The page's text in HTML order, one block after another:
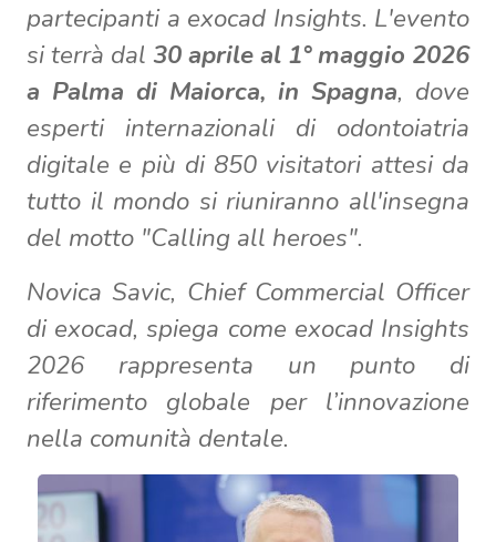
partecipanti a exocad Insights. L'evento
si terrà dal 30 aprile al 1° maggio 2026
a Palma di Maiorca, in Spagna, dove
esperti internazionali di odontoiatria
digitale e più di 850 visitatori attesi da
tutto il mondo si riuniranno all'insegna
del motto "Calling all heroes".
Novica Savic, Chief Commercial Officer
di exocad, spiega come exocad Insights
2026 rappresenta un punto di
riferimento globale per l’innovazione
nella comunità dentale.